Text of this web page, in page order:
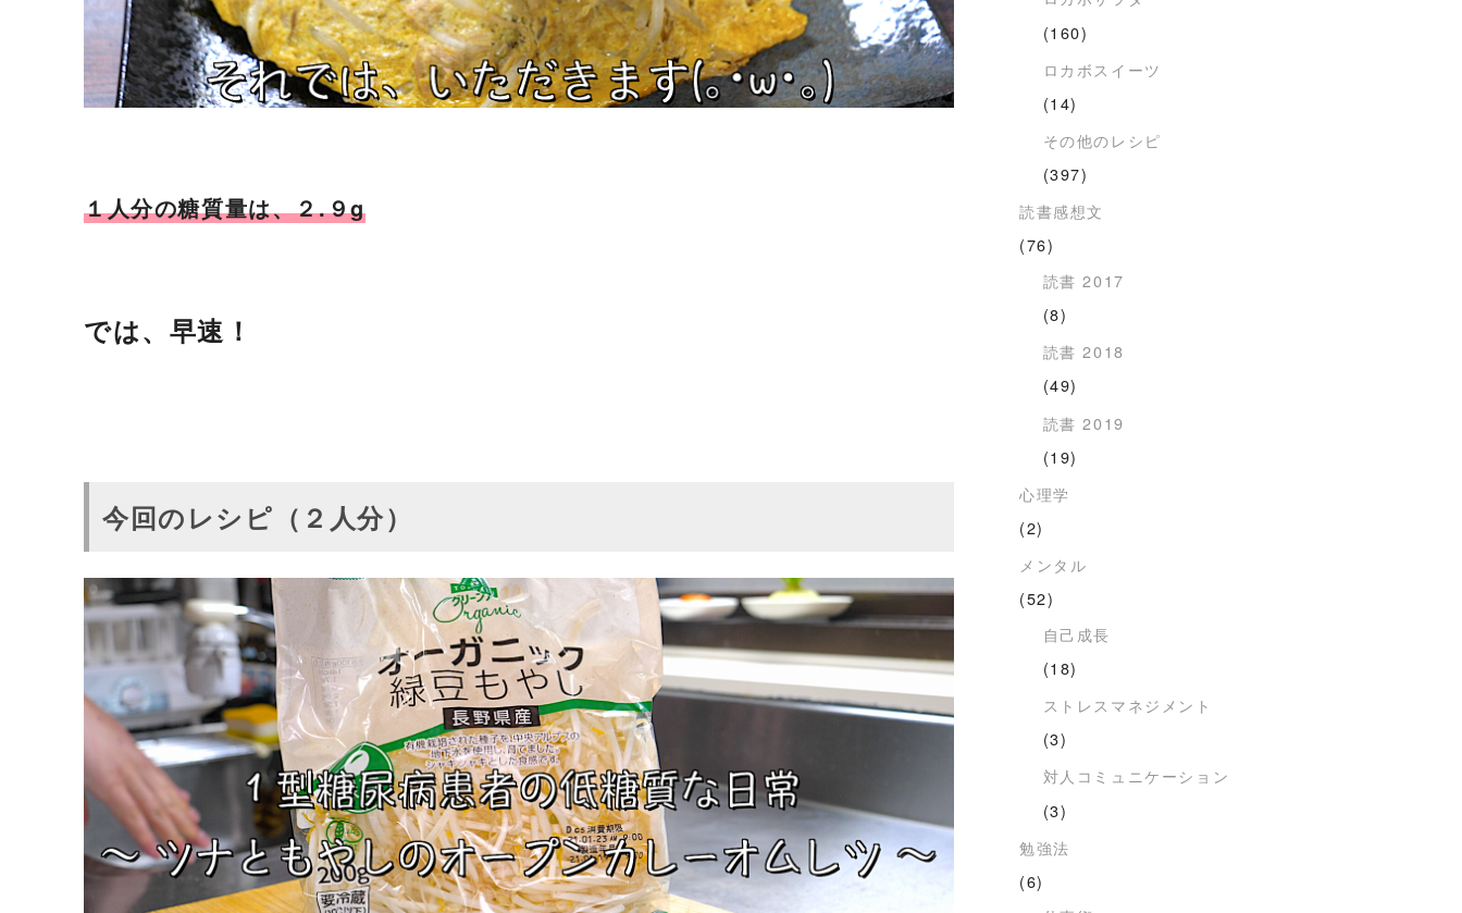
１人分の糖質量は、２.９g
では、早速！
今回のレシピ（２人分）
(160)
ロカボスイーツ
(14)
その他のレシピ
(397)
読書感想文
(76)
読書 2017
(8)
読書 2018
(49)
読書 2019
(19)
心理学
(2)
メンタル
(52)
自己成長
(18)
ストレスマネジメント
(3)
対人コミュニケーション
(3)
勉強法
(6)